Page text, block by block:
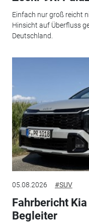
Einfach nur groß reicht
Hinsicht auf Überfluss
Deutschland.
05.08.2026 #SUV
Fahrbericht
Begleiter